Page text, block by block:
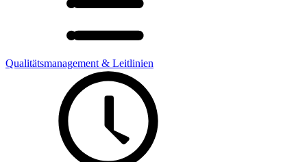
Qualitätsmanagement & Leitlinien